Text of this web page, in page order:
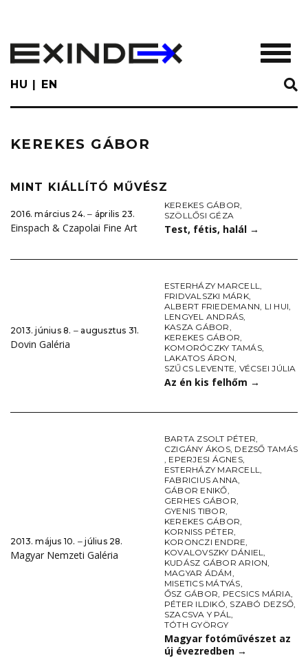
main
content
HU EN
KEREKES GÁBOR
MINT KIÁLLÍTÓ MŰVÉSZ
2016. március 24. ‒ április 23.
Einspach & Czapolai Fine Art
KEREKES GÁBOR,
SZÖLLŐSI GÉZA
Test, fétis, halál →
2013. június 8. ‒ augusztus 31.
Dovin Galéria
ESTERHÁZY MARCELL,
FRIDVALSZKI MÁRK,
ALBERT FRIEDEMANN, LI HUI,
LENGYEL ANDRÁS,
KASZA GÁBOR,
KEREKES GÁBOR,
KOMORÓCZKY TAMÁS,
LAKATOS ÁRON,
SZŰCS LEVENTE, VÉCSEI JÚLIA
Az én kis felhőm →
2013. május 10. ‒ július 28.
Magyar Nemzeti Galéria
BARTA ZSOLT PÉTER,
CZIGÁNY ÁKOS, DEZSŐ TAMÁS
, EPERJESI ÁGNES,
ESTERHÁZY MARCELL,
FABRICIUS ANNA,
GÁBOR ENIKŐ,
GERHES GÁBOR,
GYENIS TIBOR,
KEREKES GÁBOR,
KORNISS PÉTER,
KORONCZI ENDRE,
KOVALOVSZKY DÁNIEL,
KUDÁSZ GÁBOR ARION,
MAGYAR ÁDÁM,
MISETICS MÁTYÁS,
ŐSZ GÁBOR, PECSICS MÁRIA,
PÉTER ILDIKÓ, SZABÓ DEZSŐ,
SZACSVA Y PÁL,
TÓTH GYÖRGY
Magyar fotóművészet az
új évezredben →